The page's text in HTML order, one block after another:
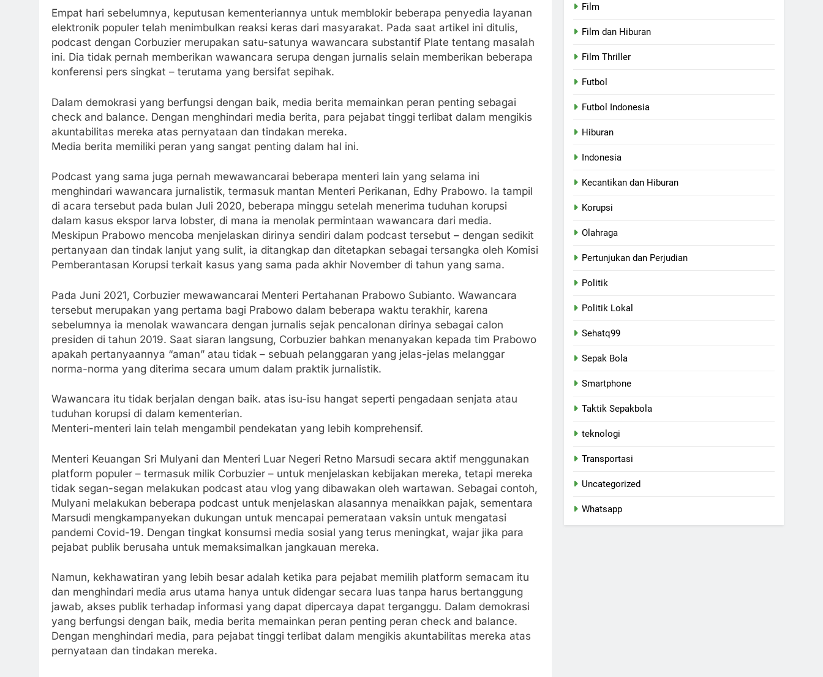
Empat hari sebelumnya, keputusan kementeriannya untuk memblokir beberapa penyedia layanan
elektronik populer telah menimbulkan reaksi keras dari masyarakat. Pada saat artikel ini ditulis,
podcast dengan Corbuzier merupakan satu-satunya wawancara substantif Plate tentang masalah
ini. Dia tidak pernah memberikan wawancara serupa dengan jurnalis selain memberikan beberapa
konferensi pers singkat – terutama yang bersifat sepihak.
Dalam demokrasi yang berfungsi dengan baik, media berita memainkan peran penting sebagai
check and balance. Dengan menghindari media berita, para pejabat tinggi terlibat dalam mengikis
akuntabilitas mereka atas pernyataan dan tindakan mereka.
Media berita memiliki peran yang sangat penting dalam hal ini.
Podcast yang sama juga pernah mewawancarai beberapa menteri lain yang selama ini
menghindari wawancara jurnalistik, termasuk mantan Menteri Perikanan, Edhy Prabowo. Ia tampil
di acara tersebut pada bulan Juli 2020, beberapa minggu setelah menerima tuduhan korupsi
dalam kasus ekspor larva lobster, di mana ia menolak permintaan wawancara dari media.
Meskipun Prabowo mencoba menjelaskan dirinya sendiri dalam podcast tersebut – dengan sedikit
pertanyaan dan tindak lanjut yang sulit, ia ditangkap dan ditetapkan sebagai tersangka oleh Komisi
Pemberantasan Korupsi terkait kasus yang sama pada akhir November di tahun yang sama.
Pada Juni 2021, Corbuzier mewawancarai Menteri Pertahanan Prabowo Subianto. Wawancara
tersebut merupakan yang pertama bagi Prabowo dalam beberapa waktu terakhir, karena
sebelumnya ia menolak wawancara dengan jurnalis sejak pencalonan dirinya sebagai calon
presiden di tahun 2019. Saat siaran langsung, Corbuzier bahkan menanyakan kepada tim Prabowo
apakah pertanyaannya “aman” atau tidak – sebuah pelanggaran yang jelas-jelas melanggar
norma-norma yang diterima secara umum dalam praktik jurnalistik.
Wawancara itu tidak berjalan dengan baik. atas isu-isu hangat seperti pengadaan senjata atau
tuduhan korupsi di dalam kementerian.
Menteri-menteri lain telah mengambil pendekatan yang lebih komprehensif.
Menteri Keuangan Sri Mulyani dan Menteri Luar Negeri Retno Marsudi secara aktif menggunakan
platform populer – termasuk milik Corbuzier – untuk menjelaskan kebijakan mereka, tetapi mereka
tidak segan-segan melakukan podcast atau vlog yang dibawakan oleh wartawan. Sebagai contoh,
Mulyani melakukan beberapa podcast untuk menjelaskan alasannya menaikkan pajak, sementara
Marsudi mengkampanyekan dukungan untuk mencapai pemerataan vaksin untuk mengatasi
pandemi Covid-19. Dengan tingkat konsumsi media sosial yang terus meningkat, wajar jika para
pejabat publik berusaha untuk memaksimalkan jangkauan mereka.
Namun, kekhawatiran yang lebih besar adalah ketika para pejabat memilih platform semacam itu
dan menghindari media arus utama hanya untuk didengar secara luas tanpa harus bertanggung
jawab, akses publik terhadap informasi yang dapat dipercaya dapat terganggu. Dalam demokrasi
yang berfungsi dengan baik, media berita memainkan peran penting peran check and balance.
Dengan menghindari media, para pejabat tinggi terlibat dalam mengikis akuntabilitas mereka atas
pernyataan dan tindakan mereka.
Film
Film dan Hiburan
Film Thriller
Futbol
Futbol Indonesia
Hiburan
Indonesia
Kecantikan dan Hiburan
Korupsi
Olahraga
Pertunjukan dan Perjudian
Politik
Politik Lokal
Sehatq99
Sepak Bola
Smartphone
Taktik Sepakbola
teknologi
Transportasi
Uncategorized
Whatsapp